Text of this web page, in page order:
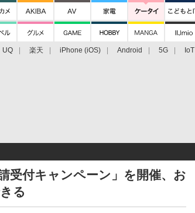
UQ 楽天 iPhone (iOS) Android 5G IoT
受付キャンペーン」を開催、お
る